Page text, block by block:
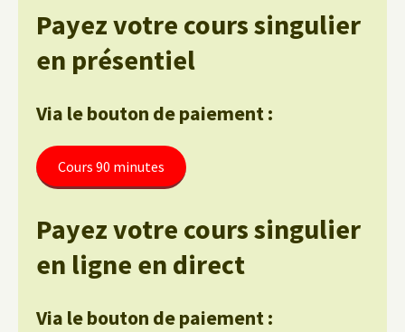
Payez votre cours singulier
en présentiel
Via le bouton de paiement :
Cours 90 minutes
Payez votre cours singulier
en ligne en direct
Via le bouton de paiement :